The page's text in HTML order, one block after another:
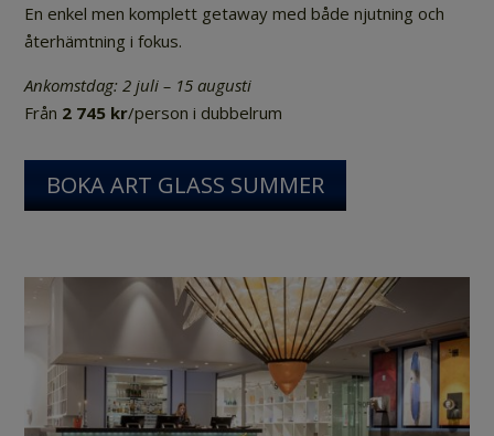
En enkel men komplett getaway med både njutning och
återhämtning i fokus.
Ankomstdag: 2 juli – 15 augusti
Från 2 745 kr/person i dubbelrum
BOKA ART GLASS SUMMER